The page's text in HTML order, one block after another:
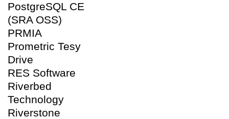
PostgreSQL CE
(SRA OSS)
PRMIA
Prometric Tesy
Drive
RES Software
Riverbed
Technology
Riverstone